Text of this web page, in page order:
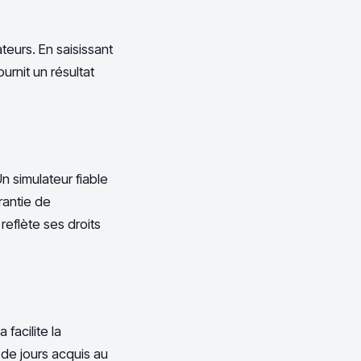
En saisissant
un résultat
simulateur fiable
de
ses droits
facilite la
jours acquis au